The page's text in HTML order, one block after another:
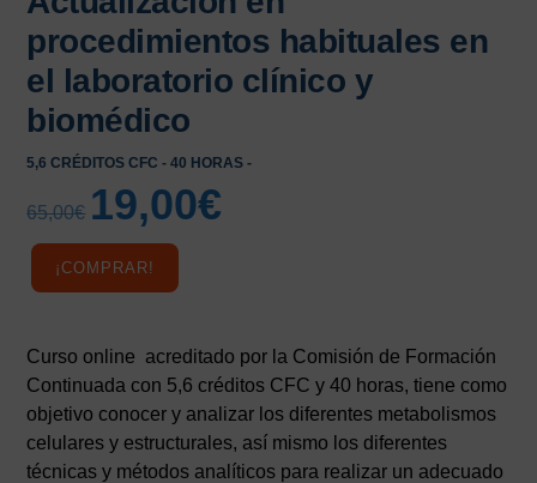
procedimientos habituales en
el laboratorio clínico y
biomédico
5,6 CRÉDITOS CFC - 40 HORAS -
65,00€
El
precio
19,00€
¡COMPRAR!
Curso online acreditado por la Comisión de Formación
Continuada con 5,6 créditos CFC y 40 horas, tiene como
objetivo conocer y analizar los diferentes metabolismos
celulares y estructurales, así mismo los diferentes
técnicas y métodos analíticos para realizar un adecuado